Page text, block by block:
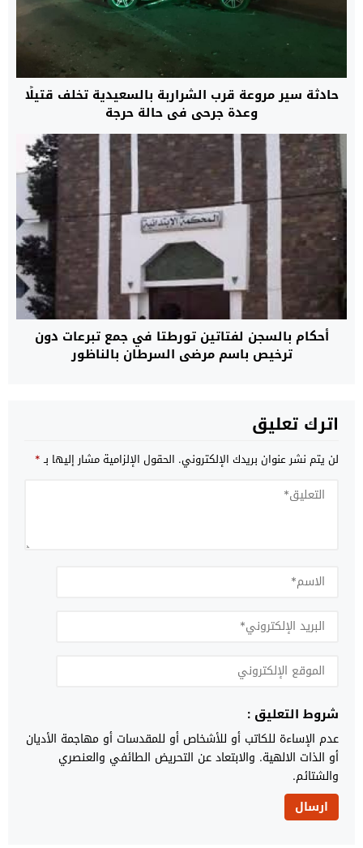
حادثة سير مروعة قرب الشراربة بالسعيدية تخلف قتيلًا
وعدة جرحى في حالة حرجة
أحكام بالسجن لفتاتين تورطتا في جمع تبرعات دون
ترخيص باسم مرضى السرطان بالناظور
اترك تعليق
لن يتم نشر عنوان بريدك الإلكتروني. الحقول الإلزامية مشار إليها بـ*
شروط التعليق :
عدم الإساءة للكاتب أو للأشخاص أو للمقدسات أو مهاجمة الأديان
أو الذات الالهية. والابتعاد عن التحريض الطائفي والعنصري
والشتائم.